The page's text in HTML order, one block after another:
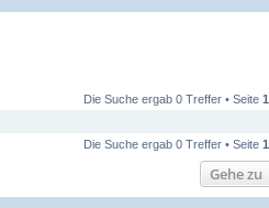
Die Suche ergab 0 Treffer • Seite 1
Die Suche ergab 0 Treffer • Seite 1
Gehe zu